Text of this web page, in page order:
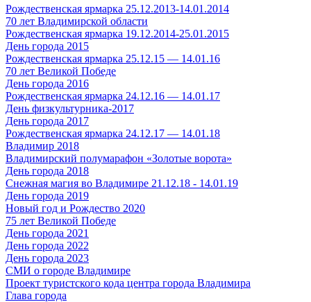
Рождественская ярмарка 25.12.2013-14.01.2014
70 лет Владимирской области
Рождественская ярмарка 19.12.2014-25.01.2015
День города 2015
Рождественская ярмарка 25.12.15 — 14.01.16
70 лет Великой Победе
День города 2016
Рождественская ярмарка 24.12.16 — 14.01.17
День физкультурника-2017
День города 2017
Рождественская ярмарка 24.12.17 — 14.01.18
Владимир 2018
Владимирский полумарафон «Золотые ворота»
День города 2018
Снежная магия во Владимире 21.12.18 - 14.01.19
День города 2019
Новый год и Рождество 2020
75 лет Великой Победе
День города 2021
День города 2022
День города 2023
СМИ о городе Владимире
Проект туристского кода центра города Владимира
Глава города